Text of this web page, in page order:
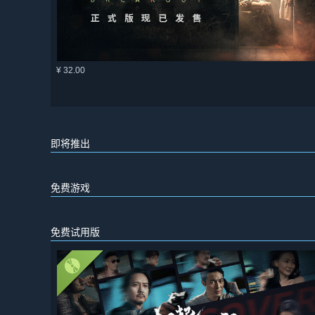
¥ 32.00
即将推出
免费游戏
免费试用版